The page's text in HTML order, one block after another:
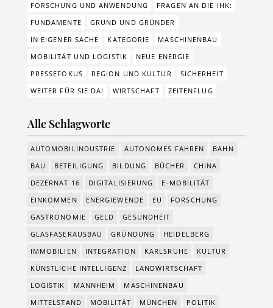
FORSCHUNG UND ANWENDUNG
FRAGEN AN DIE IHK:
FUNDAMENTE
GRUND UND GRÜNDER
IN EIGENER SACHE
KATEGORIE
MASCHINENBAU
MOBILITÄT UND LOGISTIK
NEUE ENERGIE
PRESSEFOKUS
REGION UND KULTUR
SICHERHEIT
WEITER FÜR SIE DA!
WIRTSCHAFT ZEITENFLUG
Alle Schlagworte
AUTOMOBILINDUSTRIE AUTONOMES FAHREN
BAHN
BAU
BETEILIGUNG BILDUNG BÜCHER
CHINA
DEZERNAT 16
DIGITALISIERUNG
E-MOBILITÄT
EINKOMMEN
ENERGIEWENDE EU
FORSCHUNG
GASTRONOMIE
GELD
GESUNDHEIT
GLASFASERAUSBAU
GRÜNDUNG
HEIDELBERG
IMMOBILIEN
INTEGRATION KARLSRUHE
KULTUR
KÜNSTLICHE INTELLIGENZ
LANDWIRTSCHAFT
LOGISTIK
MANNHEIM
MASCHINENBAU
MITTELSTAND
MOBILITÄT MÜNCHEN
POLITIK